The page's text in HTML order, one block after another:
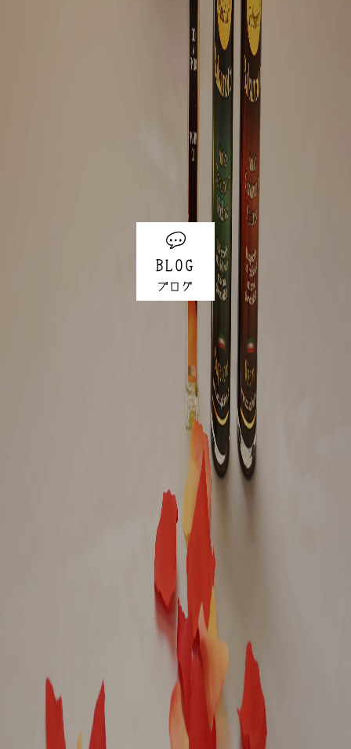
BLOG
ブログ